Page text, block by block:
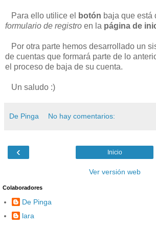
Para ello utilice el botón baja que está
formulario de registro en la página de
Por otra parte hemos desarrollado un
de cuentas que formará parte de lo
el proceso de baja de su cuenta.
Un saludo :)
De Pinga No hay comentarios:
‹ Inicio
Ver versión web
Colaboradores
De Pinga
lara